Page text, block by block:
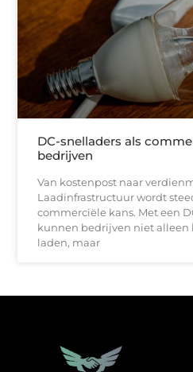
DC-snelladers als
bedrijven
Van kostenpost naar
Laadinfrastructuur wordt
commerciële kans. Met een
kunnen bedrijven niet alleen
laden, maar